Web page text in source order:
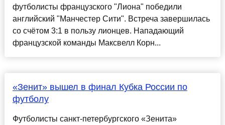
футболисты французского "Лиона" победили
английский "Манчестер Сити". Встреча завершилась
со счётом 3:1 в пользу лионцев. Нападающий
французской команды Максвелл Корн...
«Зенит» вышел в финал Кубка России по
футболу
Футболисты санкт-петербургского «Зенита»